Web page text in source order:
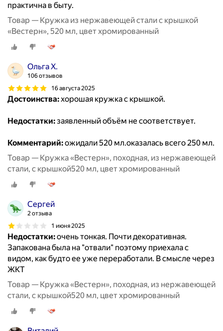
практична в быту.
Товар — Кружка из нержавеющей стали с крышкой
«Вестерн», 520 мл, цвет хромированный
Ольга Х.
106 отзывов
16 августа 2025
Достоинства:хорошая кружка с крышкой.
Недостатки:заявленный объём не соответствует.
Комментарий:ожидали 520 мл.оказалась всего 250 мл.
Товар — Кружка «Вестерн», походная, из нержавеющей
стали, с крышкой520 мл, цвет хромированный
Сергей
2 отзыва
1 июня 2025
Недостатки:очень тонкая. Почти декоративная.
Запакована была на "отвали" поэтому приехала с
видом, как будто ее уже переработали. В смысле через
ЖКТ
Товар — Кружка «Вестерн», походная, из нержавеющей
стали, с крышкой520 мл, цвет хромированный